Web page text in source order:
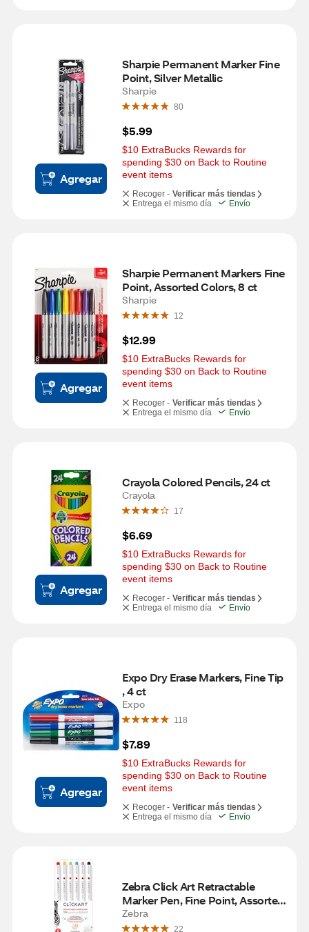
Agregar
Sharpie Permanent Marker Fine
Point, Silver Metallic
Sharpie
80
$5.99
$10 ExtraBucks Rewards for
spending $30 on Back to Routine
event items
Recoger - Verificar más tiendas
Entrega el mismo día
Envío
Agregar
Sharpie Permanent Markers Fine
Point, Assorted Colors, 8 ct
Sharpie
12
$12.99
$10 ExtraBucks Rewards for
spending $30 on Back to Routine
event items
Recoger - Verificar más tiendas
Entrega el mismo día
Envío
Agregar
Crayola Colored Pencils, 24 ct
Crayola
17
$6.69
$10 ExtraBucks Rewards for
spending $30 on Back to Routine
event items
Recoger - Verificar más tiendas
Entrega el mismo día
Envío
Agregar
Expo Dry Erase Markers, Fine Tip
, 4 ct
Expo
118
$7.89
$10 ExtraBucks Rewards for
spending $30 on Back to Routine
event items
Recoger - Verificar más tiendas
Entrega el mismo día
Envío
Zebra Click Art Retractable
Marker Pen, Fine Point, Assorted
Colors, 6 ct
Zebra
22